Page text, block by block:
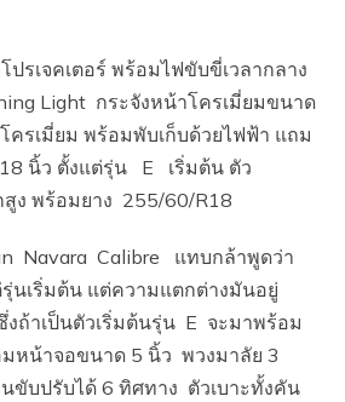
รเจคเตอร์ พร้อมไฟขับขี่เวลากลาง
Light กระจังหน้าโครเมี่ยมขนาด
ครเมี่ยม พร้อมพับเก็บด้วยไฟฟ้า แถม
นิ้ว ตั้งแต่รุ่น E เริ่มต้น ตัว
ง พร้อมยาง 255/60/R18
Navara Calibre แทบกล้าพูดว่า
นเริ่มต้น แต่ความแตกต่างมันอยู่
งถ้าเป็นตัวเริ่มต้นรุ่น E จะมาพร้อม
มหน้าจอขนาด 5 นิ้ว พวงมาลัย 3
นขับปรับได้ 6 ทิศทาง ตัวเบาะทั้งคัน